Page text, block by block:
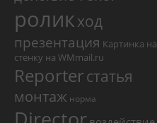
роликход
презентация Картинка на
стенку на WMmail.ru
Reporterстатья
монтаж норма